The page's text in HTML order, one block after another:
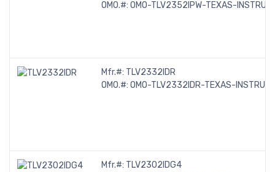
OMO.#: OMO-TLV2352IPW-TEXAS-
Mfr.#: TLV2332IDR
OMO.#: OMO-TLV2332IDR-TEXAS-
Mfr.#: TLV2302IDG4